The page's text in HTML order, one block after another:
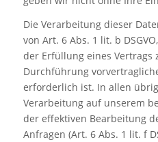
Die Verarbeitung dieser
von Art. 6 Abs. 1 lit. b
der Erfüllung eines Vertrags
Durchführung
erforderlich ist. In allen
Verarbeitung auf unserem
der effektiven Bearbeitung
Anfragen (Art. 6 Abs. 1 lit. f